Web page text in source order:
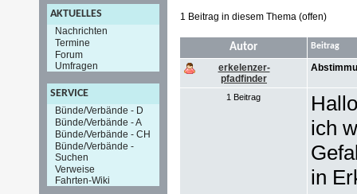
AKTUELLES
Nachrichten
Termine
Forum
Umfragen
SERVICE
Bünde/Verbände - D
Bünde/Verbände - A
Bünde/Verbände - CH
Bünde/Verbände -
Suchen
Verweise
Fahrten-Wiki
1 Beitrag in diesem Thema (offen)
Autor Beitrag
erkelenzer-
pfadfinder
1 Beitrag
ich
in